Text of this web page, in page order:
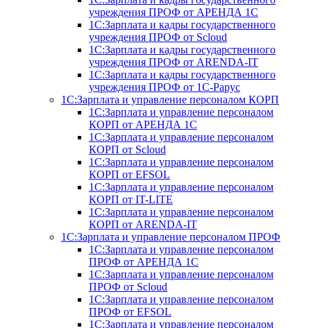
учреждения ПРОФ от АРЕНДА 1С
1С:Зарплата и кадры государственного
учреждения ПРОФ от Scloud
1С:Зарплата и кадры государственного
учреждения ПРОФ от ARENDA-IT
1С:Зарплата и кадры государственного
учреждения ПРОФ от 1С-Рарус
1С:Зарплата и управление персоналом КОРП
1С:Зарплата и управление персоналом
КОРП от АРЕНДА 1С
1С:Зарплата и управление персоналом
КОРП от Scloud
1С:Зарплата и управление персоналом
КОРП от EFSOL
1С:Зарплата и управление персоналом
КОРП от IT-LITE
1С:Зарплата и управление персоналом
КОРП от ARENDA-IT
1С:Зарплата и управление персоналом ПРОФ
1С:Зарплата и управление персоналом
ПРОФ от АРЕНДА 1С
1С:Зарплата и управление персоналом
ПРОФ от Scloud
1С:Зарплата и управление персоналом
ПРОФ от EFSOL
1С:Зарплата и управление персоналом